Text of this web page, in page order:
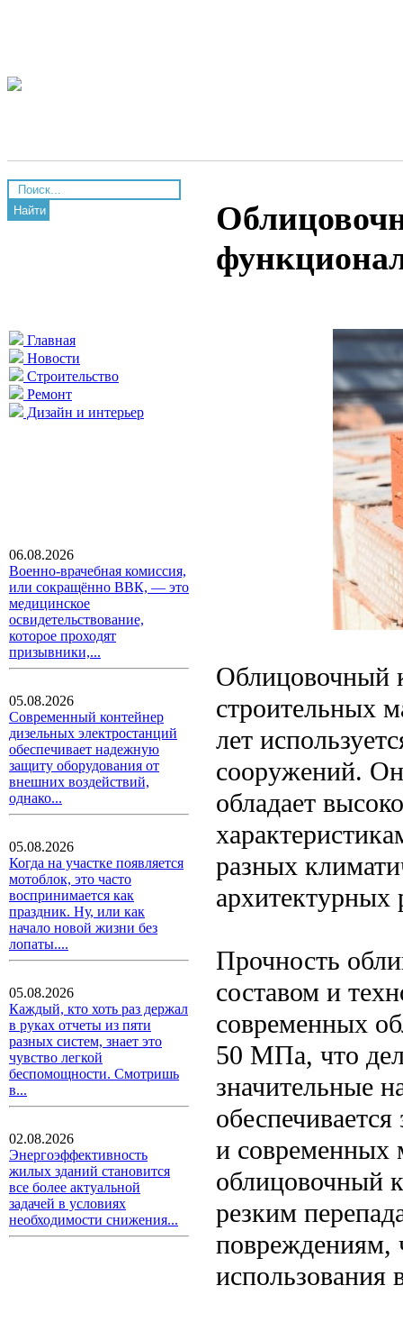
Найти
Главная
Новости
Строительство
Ремонт
Дизайн и интерьер
06.08.2026
Военно-врачебная комиссия,
или сокращённо ВВК, — это
медицинское
освидетельствование,
которое проходят
призывники,...
05.08.2026
Современный контейнер
дизельных электростанций
обеспечивает надежную
защиту оборудования от
внешних воздействий,
однако...
05.08.2026
Когда на участке появляется
мотоблок, это часто
воспринимается как
праздник. Ну, или как
начало новой жизни без
лопаты....
05.08.2026
Каждый, кто хоть раз держал
в руках отчеты из пяти
разных систем, знает это
чувство легкой
беспомощности. Смотришь
в...
02.08.2026
Энергоэффективность
жилых зданий становится
все более актуальной
задачей в условиях
необходимости снижения...
Облицовочный
строительных
лет
сооружений. Он
обладает
разных
Прочность
составом и
современных
50 МПа, что
значительные
и современных
облицовочный
резким
повреждениям,
использования